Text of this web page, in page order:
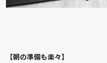
【朝の準備も楽々】